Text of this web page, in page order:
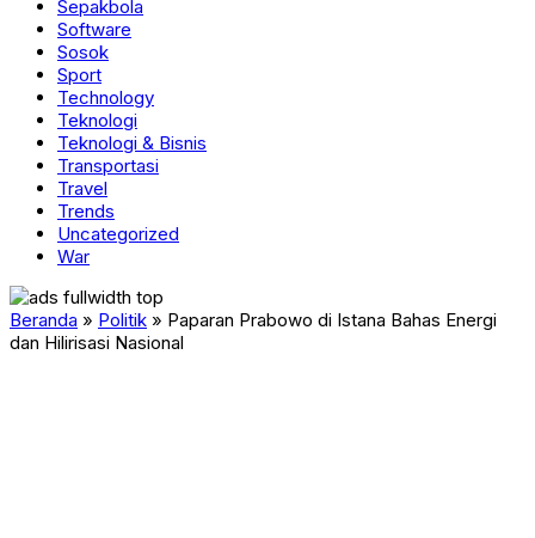
Sepakbola
Software
Sosok
Sport
Technology
Teknologi
Teknologi & Bisnis
Transportasi
Travel
Trends
Uncategorized
War
Beranda » Politik » Paparan Prabowo di Istana Bahas Energi
dan Hilirisasi Nasional